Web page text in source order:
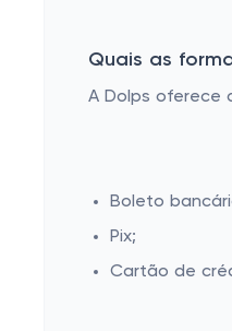
Quais as
A Dolps oferece
Boleto
Pix;
Cartão de